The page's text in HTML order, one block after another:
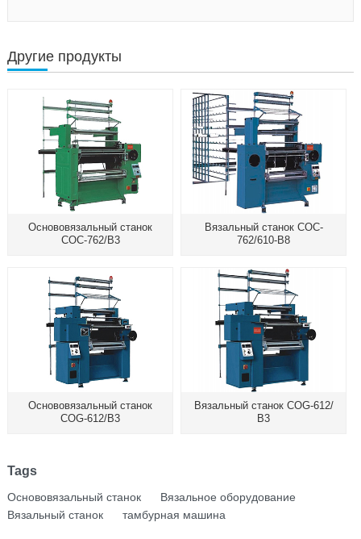
Другие продукты
Основовязальный станок
СОС-762/В3
Вязальный станок COC-
762/610-B8
Основовязальный станок
СОG-612/В3
Вязальный станок СОG-612/
В3
Tags
Основовязальный станок
Вязальное оборудование
Вязальный станок
тамбурная машина